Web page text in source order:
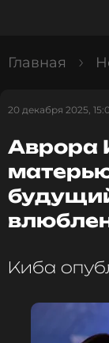
Главная
20 декабря 2025,
Аврора
Киба